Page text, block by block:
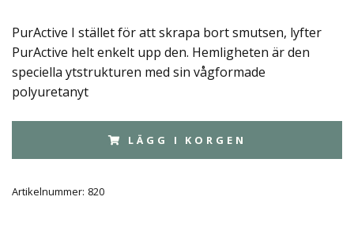
PurActive I stället för att skrapa bort smutsen, lyfter
PurActive helt enkelt upp den. Hemligheten är den
speciella ytstrukturen med sin vågformade
polyuretanyt
LÄGG I KORGEN
Artikelnummer: 820